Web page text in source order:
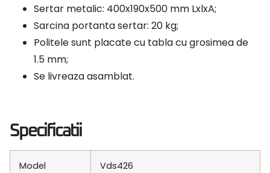
Sertar metalic: 400x190x500 mm LxlxA;
Sarcina portanta sertar: 20 kg;
Politele sunt placate cu tabla cu grosimea de
1.5 mm;
Se livreaza asamblat.
Specificatii
Model Vds426